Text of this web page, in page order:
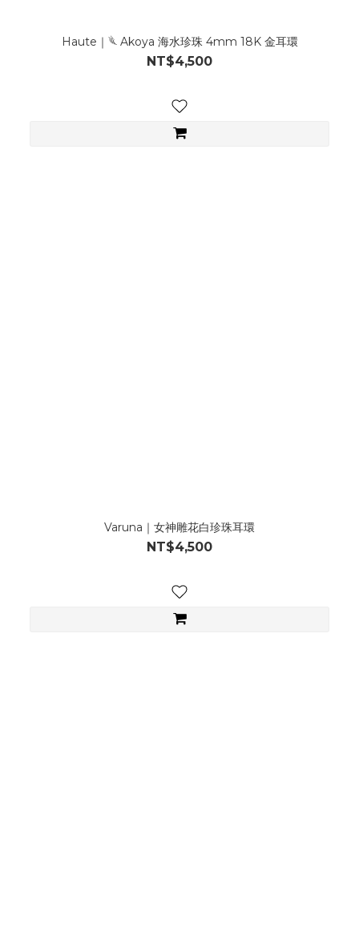
Haute｜𓆰 Akoya 海水珍珠 4mm 18K 金耳環
NT$4,500
Varuna｜女神雕花白珍珠耳環
NT$4,500